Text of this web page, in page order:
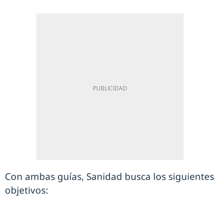
Con ambas guías, Sanidad busca los siguientes
objetivos: